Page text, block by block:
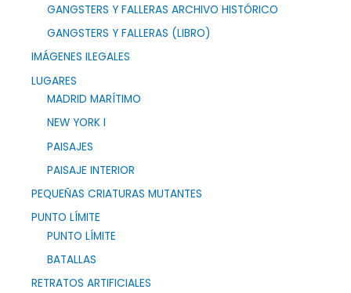
GANGSTERS Y FALLERAS ARCHIVO HISTÓRICO
GANGSTERS Y FALLERAS (LIBRO)
IMÁGENES ILEGALES
LUGARES
MADRID MARÍTIMO
NEW YORK I
PAISAJES
PAISAJE INTERIOR
PEQUEÑAS CRIATURAS MUTANTES
PUNTO LÍMITE
PUNTO LÍMITE
BATALLAS
RETRATOS ARTIFICIALES